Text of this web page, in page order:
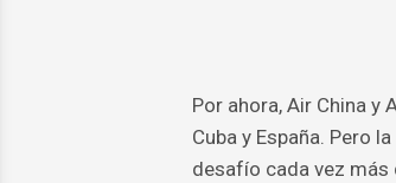
Por ahora, Air China y
Cuba y España. Pero
desafío cada vez